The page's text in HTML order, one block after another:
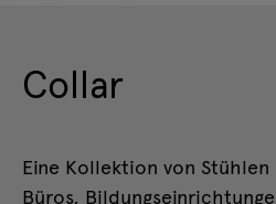
Collar
Eine Kollektion von
Büros,